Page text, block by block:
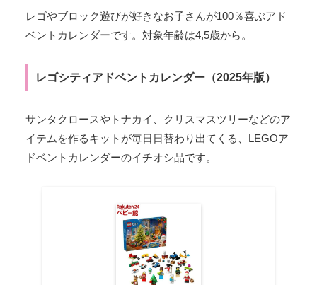
レゴやブロック遊びが好きなお子さんが100％喜ぶアド
ベントカレンダーです。対象年齢は4,5歳から。
レゴシティアドベントカレンダー（2025年版）
サンタクロースやトナカイ、クリスマスツリーなどのア
イテムを作るキットが毎日日替わり出てくる、LEGOア
ドベントカレンダーのイチオシ品です。